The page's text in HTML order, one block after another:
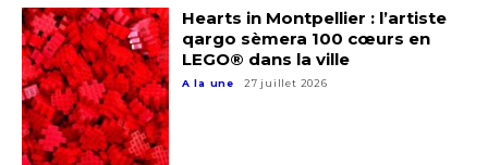
Adresse email*
Hearts in Montpellier : l’artiste
qargo sèmera 100 cœurs en
LEGO® dans la ville
A la une 27 juillet 2026